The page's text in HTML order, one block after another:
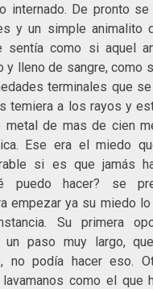
internado. De pronto se
y un simple animalito
sentía como si aquel
y lleno de sangre, como
terminales que
temiera a los rayos y
metal de mas de cien
Ese era el miedo
si es que jamás
puedo hacer? se
empezar ya su miedo
Su primera
un paso muy largo,
no podía hacer eso.
como el que